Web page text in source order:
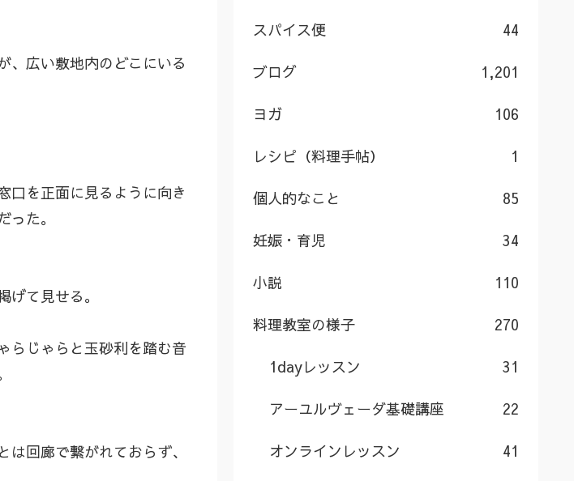
、広い敷地内のどこにいる
口を正面に見るように向き
た。
て見せる。
らじゃらと玉砂利を踏む音
回廊で繋がれておらず、
スパイス便 44
ブログ 1,201
ヨガ 106
レシピ（料理手帖） 1
個人的なこと 85
妊娠・育児 34
小説 110
料理教室の様子 270
1dayレッスン 31
アーユルヴェーダ基礎講座 22
オンラインレッスン 41